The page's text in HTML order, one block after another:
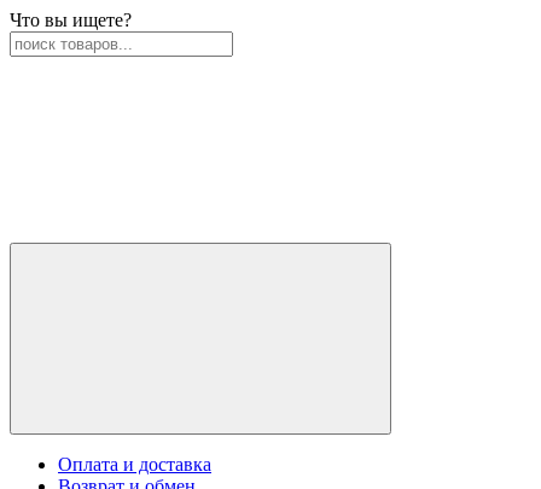
Что вы ищете?
Оплата и доставка